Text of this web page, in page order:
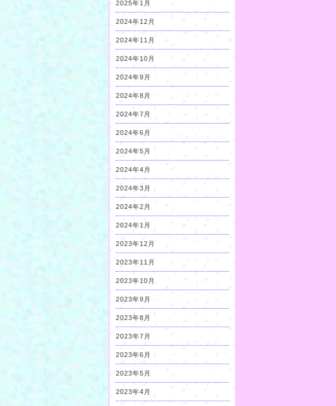
2025年1月
2024年12月
2024年11月
2024年10月
2024年9月
2024年8月
2024年7月
2024年6月
2024年5月
2024年4月
2024年3月
2024年2月
2024年1月
2023年12月
2023年11月
2023年10月
2023年9月
2023年8月
2023年7月
2023年6月
2023年5月
2023年4月